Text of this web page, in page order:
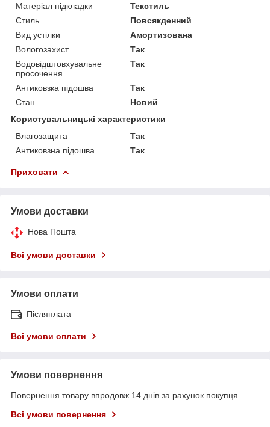
Матеріал підкладки
Текстиль
Стиль
Повсякденний
Вид устілки
Амортизована
Вологозахист
Так
Водовідштовхувальне
просочення
Так
Антиковзка підошва
Так
Стан
Новий
Користувальницькі характеристики
Влагозащита
Так
Антиковзна підошва
Так
Приховати
Умови доставки
Нова Пошта
Всі умови доставки
Умови оплати
Післяплата
Всі умови оплати
Умови повернення
Повернення товару впродовж 14 днів за рахунок покупця
Всі умови повернення